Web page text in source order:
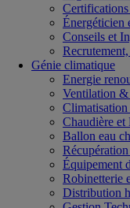
Énergéticien
Conseils et
Génie climatique
Energie
Ventilation
Chaudière et
Ballon eau
Équipement
Robinetterie
Distribution